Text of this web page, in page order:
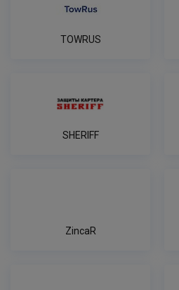
TOWRUS
SHERIFF
ZincaR